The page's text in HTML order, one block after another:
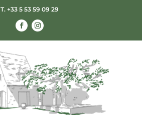
T. +33 5 53 59 09 29